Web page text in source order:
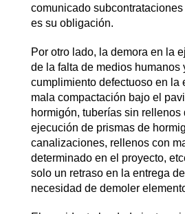
comunicado
es su obligación.
Por otro lado, la demora en la
de la falta de medios humanos
cumplimiento defectuoso en la
mala compactación bajo el
hormigón, tuberías sin rellenos
ejecución de prismas de
canalizaciones, rellenos con
determinado en el proyecto,
solo un retraso en la entrega
necesidad de demoler